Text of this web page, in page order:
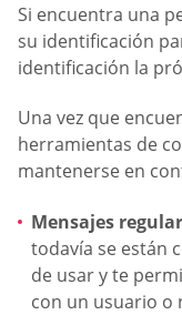
Si encuentra una
su identificación
identificación la
Una vez que
herramientas de
mantenerse en
Mensajes
todavía se están
de usar y te
con un usuario o